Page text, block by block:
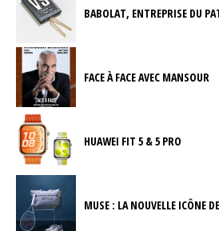
BABOLAT, ENTREPRISE DU
FACE À FACE AVEC MANSOUR
HUAWEI FIT 5 & 5 PRO
MUSE : LA NOUVELLE ICÔNE